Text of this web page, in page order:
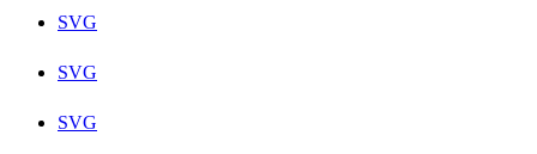
SVG
SVG
SVG